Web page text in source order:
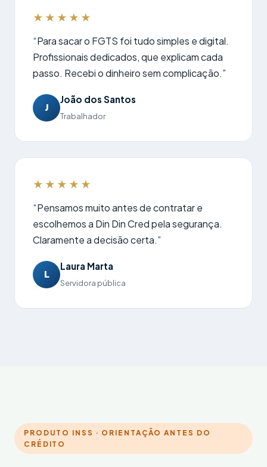
★★★★★
“Para sacar o FGTS foi tudo simples e digital.
Profissionais dedicados, que explicam cada
passo. Recebi o dinheiro sem complicação.”
J
João dos Santos
Trabalhador
★★★★★
“Pensamos muito antes de contratar e
escolhemos a Din Din Cred pela segurança.
Claramente a decisão certa.”
L
Laura Marta
Servidora pública
PRODUTO INSS · ORIENTAÇÃO ANTES DO
CRÉDITO